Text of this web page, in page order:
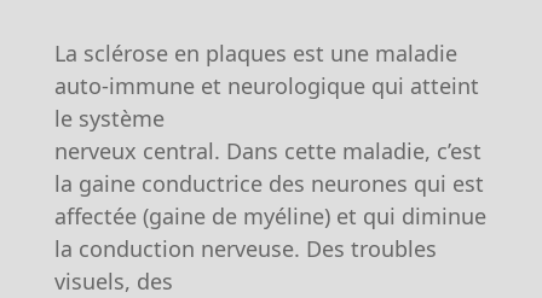
La sclérose en plaques est une maladie
auto-immune et neurologique qui atteint
le système
nerveux central. Dans cette maladie, c’est
la gaine conductrice des neurones qui est
affectée (gaine de myéline) et qui diminue
la conduction nerveuse. Des troubles
visuels, des